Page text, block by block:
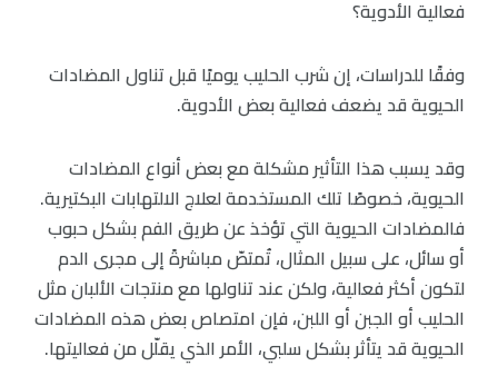
فعالية الأدوية؟
وفقًا للدراسات، إن شرب الحليب يوميًا قبل تناول المضادات
الحيوية قد يضعف فعالية بعض الأدوية.
وقد يسبب هذا التأثير مشكلة مع بعض أنواع المضادات
الحيوية، خصوصًا تلك المستخدمة لعلاج الالتهابات البكتيرية.
فالمضادات الحيوية التي تؤخذ عن طريق الفم بشكل حبوب
أو سائل، على سبيل المثال، تُمتصّ مباشرةً إلى مجرى الدم
لتكون أكثر فعالية، ولكن عند تناولها مع منتجات الألبان مثل
الحليب أو الجبن أو اللبن، فإن امتصاص بعض هذه المضادات
الحيوية قد يتأثر بشكل سلبي، الأمر الذي يقلّل من فعاليتها.